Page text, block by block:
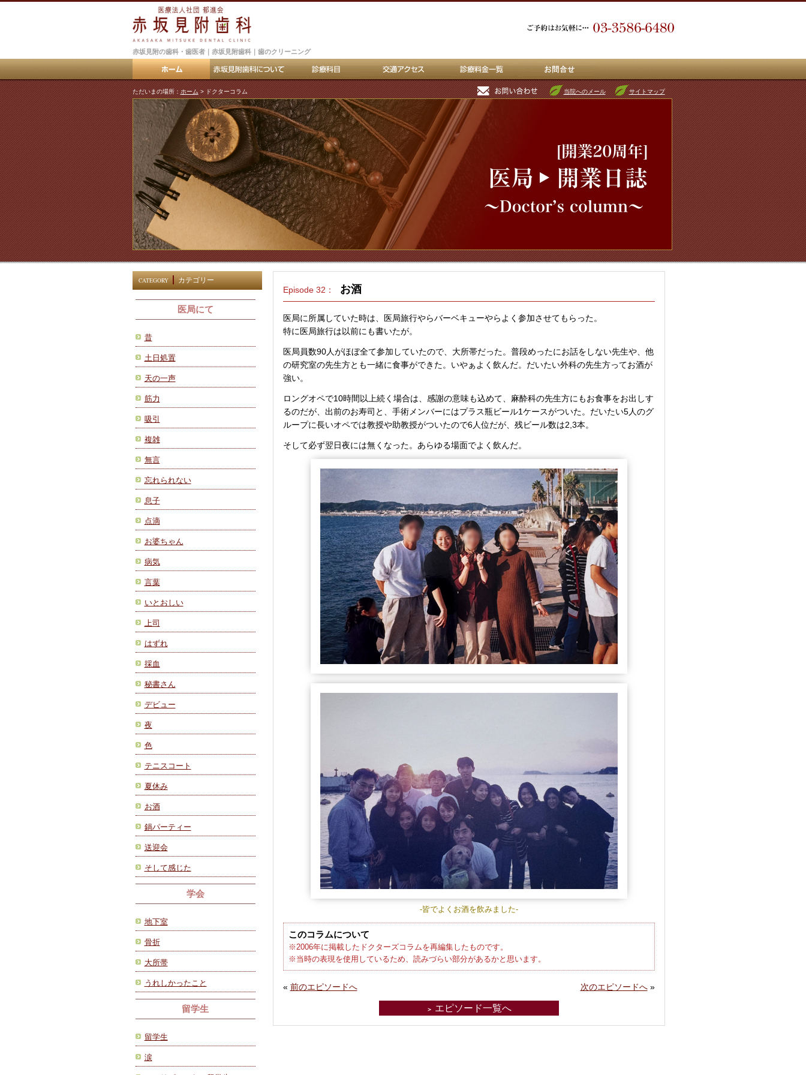
赤坂見附の歯科・歯医者｜赤坂見附歯科｜歯のクリーニング
ただいまの場所：ホーム> ドクターコラム 当院へのメール サイトマップ
Episode 32： お酒
医局に所属していた時は、医局旅行やらバーベキューやらよく参加させてもらった。
特に医局旅行は以前にも書いたが。
医局員数90人がほぼ全て参加していたので、大所帯だった。普段めったにお話をしない先生や、他
の研究室の先生方とも一緒に食事ができた。いやぁよく飲んだ。だいたい外科の先生方ってお酒が
強い。
ロングオペで10時間以上続く場合は、感謝の意味も込めて、麻酔科の先生方にもお食事をお出しす
るのだが、出前のお寿司と、手術メンバーにはプラス瓶ビール1ケースがついた。だいたい5人のグ
ループに長いオペでは教授や助教授がついたので6人位だが、残ビール数は2,3本。
そして必ず翌日夜には無くなった。あらゆる場面でよく飲んだ。
-皆でよくお酒を飲みました-
このコラムについて
※2006年に掲載したドクターズコラムを再編集したものです。
※当時の表現を使用しているため、読みづらい部分があるかと思います。
« 前のエピソードへ 次のエピソードへ»
＞ エピソード一覧へ
CATEGORY カテゴリー
医局にて
昔
土日処置
天の一声
筋力
吸引
複雑
無言
忘れられない
息子
点滴
お婆ちゃん
病気
言葉
いとおしい
上司
はずれ
採血
秘書さん
デビュー
夜
色
テニスコート
夏休み
お酒
鍋パーティー
送迎会
そして感じた
学会
地下室
骨折
大所帯
うれしかったこと
留学生
留学生
涙